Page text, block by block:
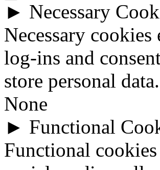
► Necessary
Necessary cookies
log-ins and
store personal data.
None
► Functional
Functional